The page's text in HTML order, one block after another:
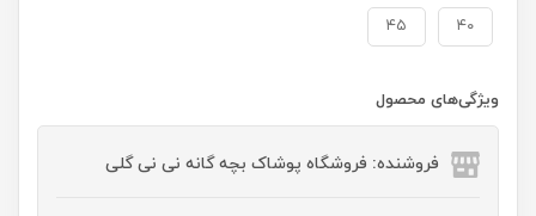
۴۰ ۴۵
ویژگی‌های محصول
فروشنده: فروشگاه پوشاک بچه گانه نی نی گلی